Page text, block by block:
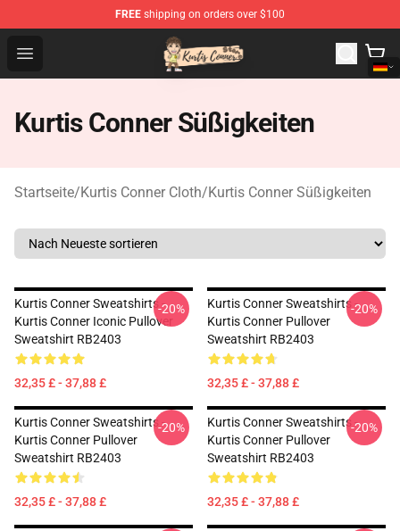
FREE shipping on orders over $100
Open menu
Kurtis Conner Store - Official Kurtis Conner Merchandise
Kurtis Conner Süßigkeiten
Startseite/Kurtis Conner Cloth/Kurtis Conner Süßigkeiten
Kurtis Conner Sweatshirts -
Kurtis Conner Iconic Pullover
Sweatshirt RB2403
32,35 £ - 37,88 £
-20%
Kurtis Conner Sweatshirts -
Kurtis Conner Pullover
Sweatshirt RB2403
32,35 £ - 37,88 £
-20%
Kurtis Conner Sweatshirts -
Kurtis Conner Pullover
Sweatshirt RB2403
32,35 £ - 37,88 £
-20%
Kurtis Conner Sweatshirts -
Kurtis Conner Pullover
Sweatshirt RB2403
32,35 £ - 37,88 £
-20%